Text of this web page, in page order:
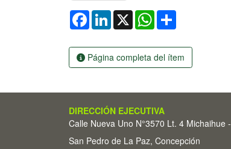
FacebookLinkedIn
X WhatsApp
Página completa del ítem
DIRECCIÓN EJECUTIVA
Calle Nueva Uno N°3570 Lt. 4 Michaihue -
San Pedro de La Paz, Concepción